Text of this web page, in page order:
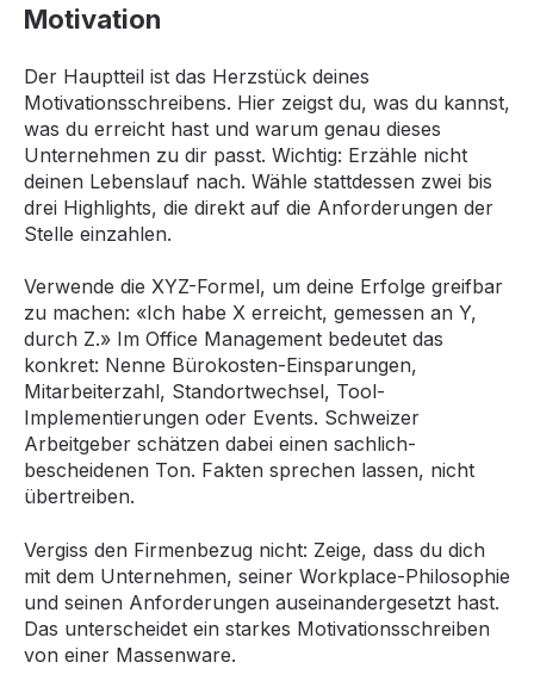
Motivation
Der Hauptteil ist das Herzstück deines
Motivationsschreibens. Hier zeigst du, was du kannst,
was du erreicht hast und warum genau dieses
Unternehmen zu dir passt. Wichtig: Erzähle nicht
deinen Lebenslauf nach. Wähle stattdessen zwei bis
drei Highlights, die direkt auf die Anforderungen der
Stelle einzahlen.
Verwende die XYZ-Formel, um deine Erfolge greifbar
zu machen: «Ich habe X erreicht, gemessen an Y,
durch Z.» Im Office Management bedeutet das
konkret: Nenne Bürokosten-Einsparungen,
Mitarbeiterzahl, Standortwechsel, Tool-
Implementierungen oder Events. Schweizer
Arbeitgeber schätzen dabei einen sachlich-
bescheidenen Ton. Fakten sprechen lassen, nicht
übertreiben.
Vergiss den Firmenbezug nicht: Zeige, dass du dich
mit dem Unternehmen, seiner Workplace-Philosophie
und seinen Anforderungen auseinandergesetzt hast.
Das unterscheidet ein starkes Motivationsschreiben
von einer Massenware.